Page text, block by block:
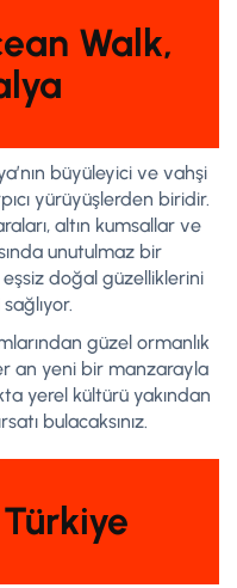
Walk,
büyüleyici ve vahşi
yürüyüşlerden biridir.
altın kumsallar ve
unutulmaz bir
eşsiz doğal güzelliklerini
güzel ormanlık
an yeni bir manzarayla
yerel kültürü yakından
bulacaksınız.